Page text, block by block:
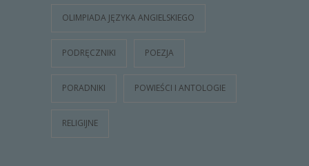
OLIMPIADA JĘZYKA ANGIELSKIEGO
PODRĘCZNIKI POEZJA
PORADNIKI POWIEŚCI I ANTOLOGIE
RELIGIJNE